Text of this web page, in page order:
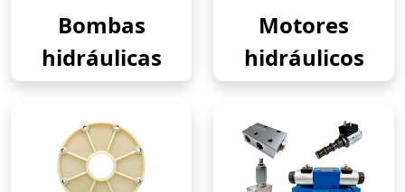
Bombas
hidráulicas
Motores
hidráulicos